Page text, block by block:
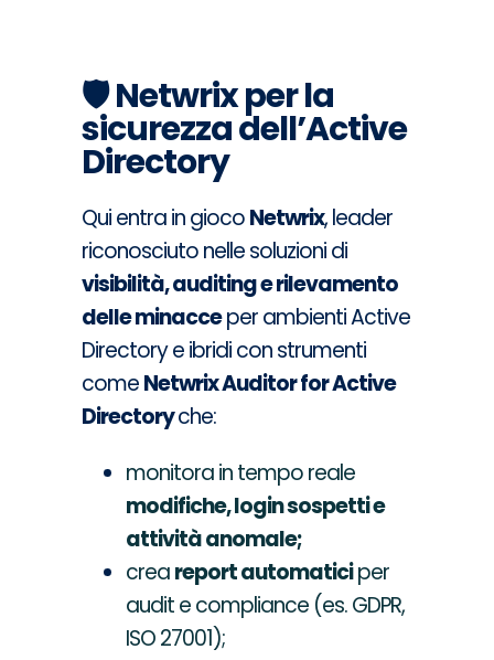
🛡️Netwrix per la
sicurezza dell’Active
Directory
Qui entra in giocoNetwrix, leader
riconosciuto nelle soluzioni di
visibilità, auditing e rilevamento
delle minacceper ambienti Active
Directory e ibridi con strumenti
comeNetwrix Auditor for Active
Directoryche:
monitora in tempo reale
modifiche, login sospetti e
attività anomale;
creareport automaticiper
audit e compliance (es. GDPR,
ISO 27001);